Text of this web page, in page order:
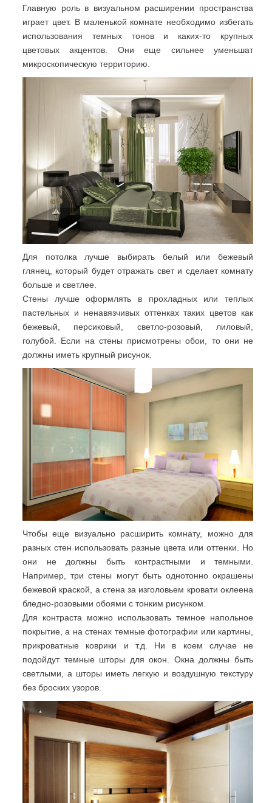
Главную роль в визуальном расширении пространства
играет цвет. В маленькой комнате необходимо избегать
использования темных тонов и каких-то крупных
цветовых акцентов. Они еще сильнее уменьшат
микроскопическую территорию.
Для потолка лучше выбирать белый или бежевый
глянец, который будет отражать свет и сделает комнату
больше и светлее.
Стены лучше оформлять в прохладных или теплых
пастельных и ненавязчивых оттенках таких цветов как
бежевый, персиковый, светло-розовый, лиловый,
голубой. Если на стены присмотрены обои, то они не
должны иметь крупный рисунок.
Чтобы еще визуально расширить комнату, можно для
разных стен использовать разные цвета или оттенки. Но
они не должны быть контрастными и темными.
Например, три стены могут быть однотонно окрашены
бежевой краской, а стена за изголовьем кровати оклеена
бледно-розовыми обоями с тонким рисунком.
Для контраста можно использовать темное напольное
покрытие, а на стенах темные фотографии или картины,
прикроватные коврики и т.д. Ни в коем случае не
подойдут темные шторы для окон. Окна должны быть
светлыми, а шторы иметь легкую и воздушную текстуру
без броских узоров.